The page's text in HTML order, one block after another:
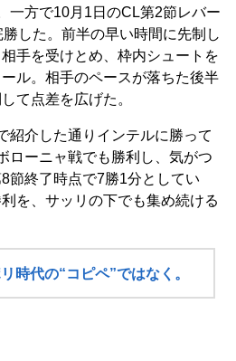
一方で10月1日のCL第2節レバー
した。前半の早い時間に先制し
手を受けとめ、枠内シュートを
ル。相手のペースが落ちた後半
て点差を広げた。
介した通りインテルに勝って
ローニャ戦でも勝利し、気がつ
節終了時点で7勝1分としてい
を、サッリの下でも集め続ける
時代の“コピペ”ではなく。